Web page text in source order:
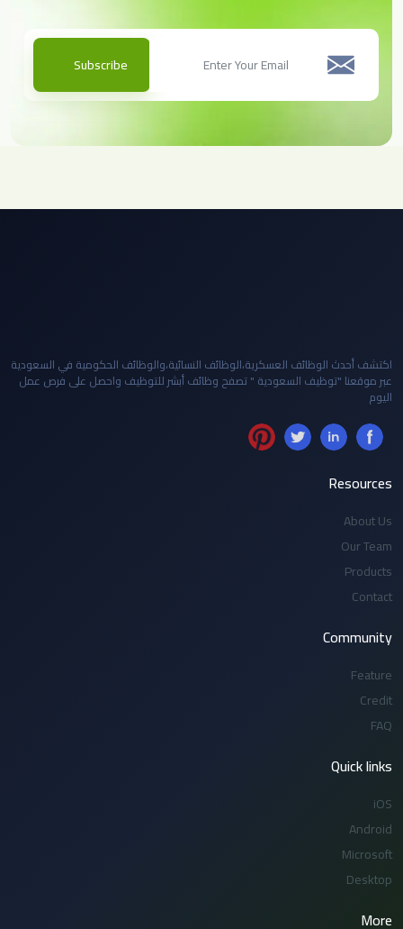
Subscribe
اكتشف أحدث الوظائف العسكرية،الوظائف النسائية،والوظائف الحكومية في السعودية
عبر موقعنا "توظيف السعودية " تصفح وظائف أبشر للتوظيف واحصل على فرص عمل
اليوم
Resources
About Us
Our Team
Products
Contact
Community
Feature
Credit
FAQ
Quick links
iOS
Android
Microsoft
Desktop
More